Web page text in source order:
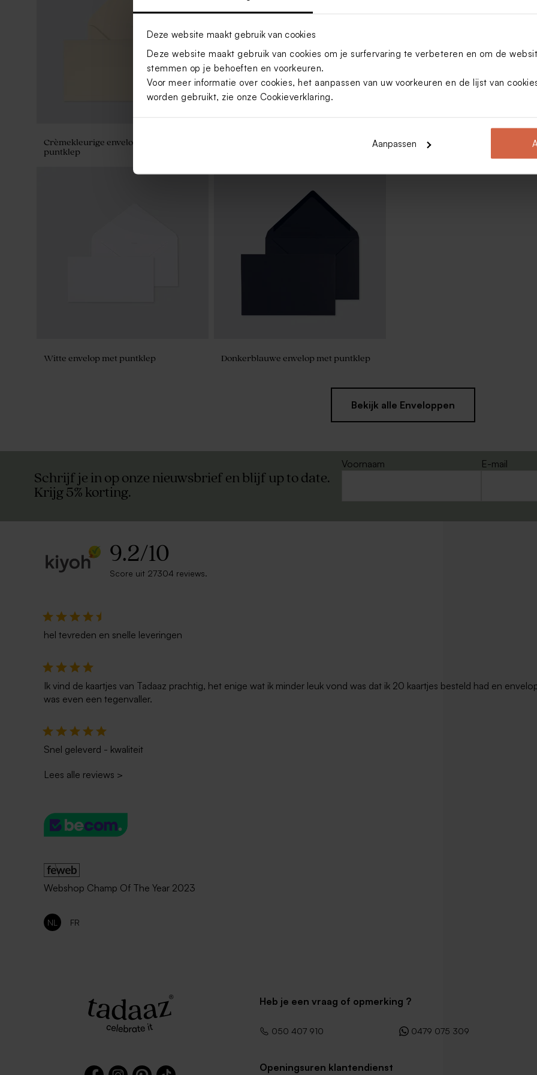
Deze website maakt gebruik van cookies
Deze website maakt gebruik van cookies om je surfervaring te verbeteren en om de
stemmen op je behoeften en voorkeuren.
Voor meer informatie over cookies, het aanpassen van uw voorkeuren en de lijst van
worden gebruikt, zie onze Cookieverklaring.
Aanpassen
Crèmekleurige enveloppe met
puntklep
Envelop met puntklep in gerecycleerd
Eucalyptus groene envelop met
puntklep
Witte envelop met puntklep Donkerblauwe envelop met puntklep
Bekijk alle Enveloppen
Schrijf je in op onze nieuwsbrief en blijf up to date.
Krijg 5% korting.
Voornaam
E-mail
9.2/10
Score uit 27304 reviews.
hel tevreden en snelle leveringen
Ik vind de kaartjes van Tadaaz prachtig, het enige wat ik minder leuk vond was dat ik 20 kaartjes besteld had en
was even een tegenvaller.
Snel geleverd - kwaliteit
Lees alle reviews >
Webshop Champ Of The Year 2023
NL FR
Heb je een vraag of opmerking ?
050 407 910 0479 075 309
Openingsuren klantendienst